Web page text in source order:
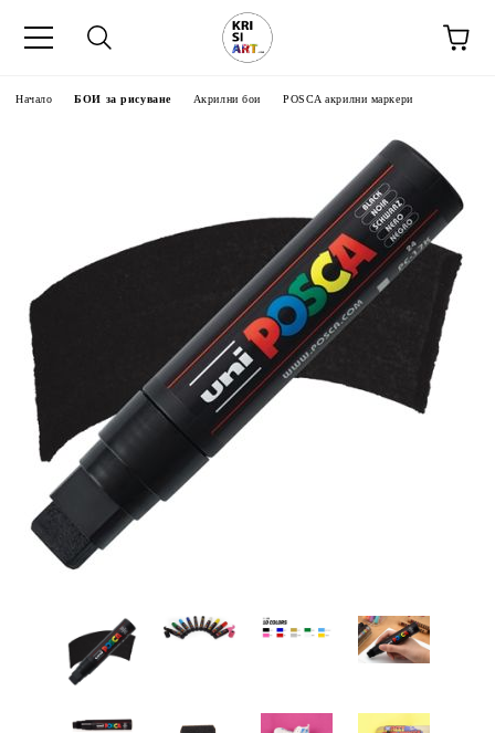
Начало БОИ за рисуване Акрилни бои POSCA акрилни маркери